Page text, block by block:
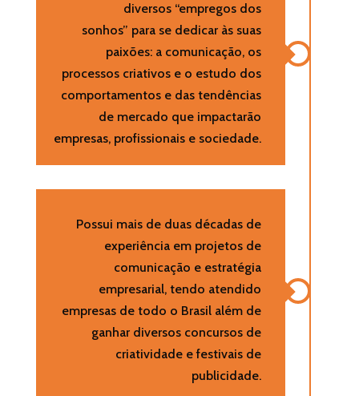
diversos “empregos dos
sonhos” para se dedicar às suas
paixões: a comunicação, os
processos criativos e o estudo dos
comportamentos e das tendências
de mercado que impactarão
empresas, profissionais e sociedade.
Possui mais de duas décadas de
experiência em projetos de
comunicação e estratégia
empresarial, tendo atendido
empresas de todo o Brasil além de
ganhar diversos concursos de
criatividade e festivais de
publicidade.